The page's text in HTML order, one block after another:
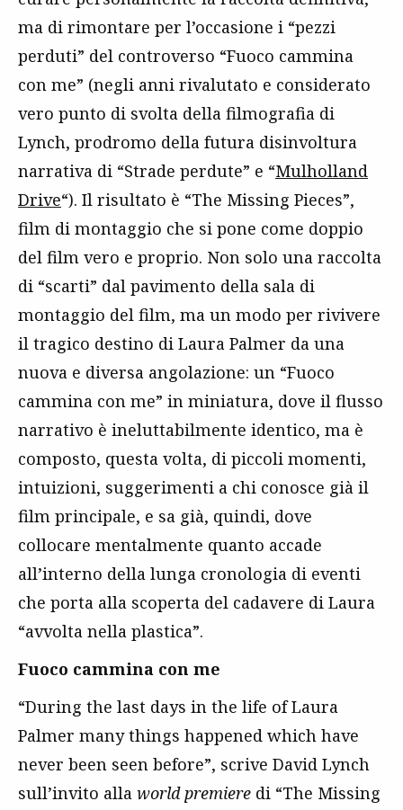
ma di rimontare per l’occasione i “pezzi
perduti” del controverso “Fuoco cammina
con me” (negli anni rivalutato e considerato
vero punto di svolta della filmografia di
Lynch, prodromo della futura disinvoltura
narrativa di “Strade perdute” e “Mulholland
Drive“). Il risultato è “The Missing Pieces”,
film di montaggio che si pone come doppio
del film vero e proprio. Non solo una raccolta
di “scarti” dal pavimento della sala di
montaggio del film, ma un modo per rivivere
il tragico destino di Laura Palmer da una
nuova e diversa angolazione: un “Fuoco
cammina con me” in miniatura, dove il flusso
narrativo è ineluttabilmente identico, ma è
composto, questa volta, di piccoli momenti,
intuizioni, suggerimenti a chi conosce già il
film principale, e sa già, quindi, dove
collocare mentalmente quanto accade
all’interno della lunga cronologia di eventi
che porta alla scoperta del cadavere di Laura
“avvolta nella plastica”.
Fuoco cammina con me
“During the last days in the life of Laura
Palmer many things happened which have
never been seen before”, scrive David Lynch
sull’invito alla world premiere di “The Missing